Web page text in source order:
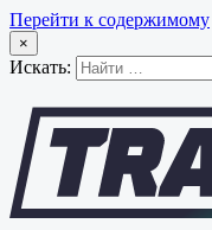
Перейти к содержимому
×
Искать: